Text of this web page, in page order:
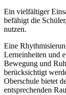
Ein vielfältiger
befähigt die
nutzen.
Eine
Lerneinheiten und
Bewegung und
berücksichtigt
Oberschule bietet
entsprechenden